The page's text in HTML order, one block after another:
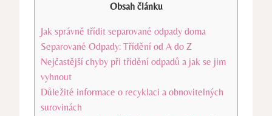
Obsah článku
Jak správně třídit separované odpady doma
Separované⁣ Odpady: Třídění od A do ‍Z
Nejčastější chyby při třídění odpadů a jak se⁣ jim
vyhnout
Důležité informace o recyklaci a obnovitelných⁣
surovinách